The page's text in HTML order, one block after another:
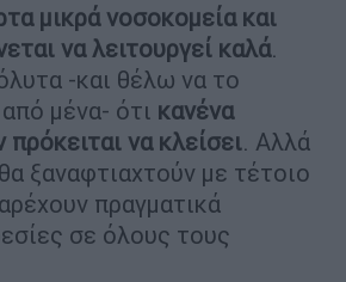
μικρά νοσοκομεία και
να λειτουργεί καλά.
-και θέλω να το
μένα- ότι κανένα
να κλείσει. Αλλά
ξαναφτιαχτούν με τέτοιο
πραγματικά
σε όλους τους